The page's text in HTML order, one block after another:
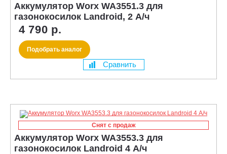
Аккумулятор Worx WA3551.3 для
газонокосилок Landroid, 2 А/ч
4 790 р.
Подобрать аналог
Сравнить
Снят с продаж
Аккумулятор Worx WA3553.3 для
газонокосилок Landroid 4 А/ч